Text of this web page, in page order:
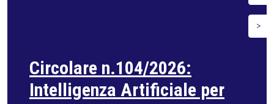
>
Circolare n.102/2026: Fonti
rinnovabili negli edifici